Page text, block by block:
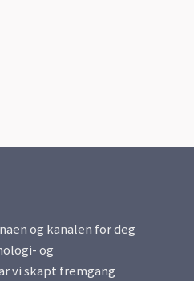
og kanalen for deg
og
vi skapt fremgang